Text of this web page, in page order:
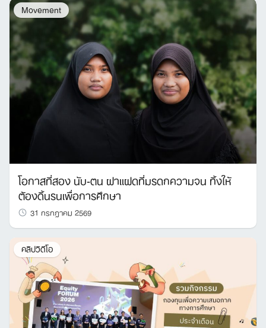
Movement
โอกาสที่สอง นับ-ตน ฝาแฝดที่มรดกความจน ทิ้งให้
ต้องดิ้นรนเพื่อการศึกษา
31 กรกฎาคม 2569
คลิปวิดีโอ